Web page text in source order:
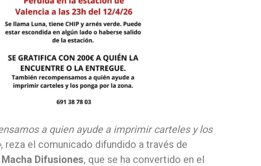
a quien ayude a imprimir carteles y los
, reza el comunicado difundido a través de
Macha Difusiones, que se ha convertido en el